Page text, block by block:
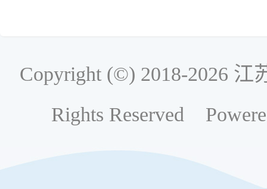
Copyright (©) 2018-2026
Rights Reserved